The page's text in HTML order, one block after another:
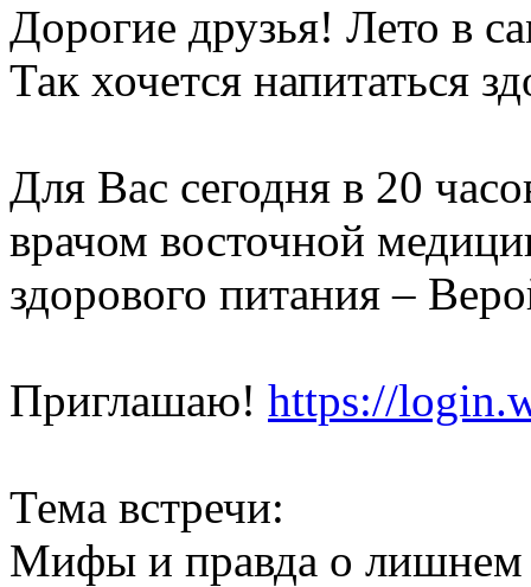
Дорогие друзья! Лето в
Так хочется напитаться
Для Вас сегодня в 20
врачом восточной
здорового питания –
Приглашаю! https://
Тема встречи:
Мифы и правда о лишнем